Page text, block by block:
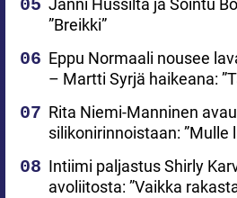
Janni Hussilta ja Sointu
”Breikki”
Eppu Normaali nousee
– Martti Syrjä haikeana:
Rita Niemi-Manninen
silikonirinnoistaan: ”Mulle
Intiimi paljastus Shirly
avoliitosta: ”Vaikka